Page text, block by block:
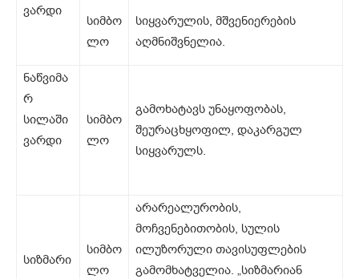
ვარდი
სიმბო
ლო
სიყვარულის, მშვენიერების
აღმნიშვნელია.
ნაწვიმა
რ
სილაში
ვარდი
სიმბო
ლო
გამოხატავს უნაყოფობას,
შეურაცხყოფილ, დაკარგულ
სიყვარულს.
სიზმარი
სიმბო
ლო
არარეალურობის,
მოჩვენებითობის, სულის
ილუზორული თავისუფლების
გამომხატველია. „სიზმარიან